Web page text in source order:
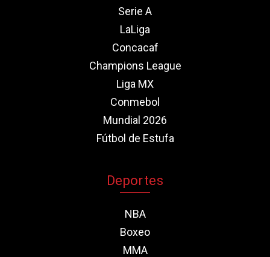
Serie A
LaLiga
Concacaf
Champions League
Liga MX
Conmebol
Mundial 2026
Fútbol de Estufa
Deportes
NBA
Boxeo
MMA